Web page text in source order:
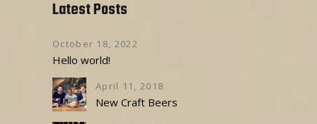
Latest Posts
October 18, 2022
Hello world!
April 11, 2018
New Craft Beers